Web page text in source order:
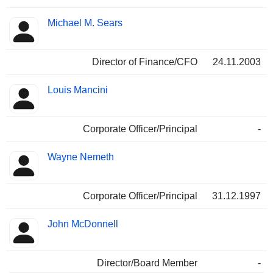
Michael M. Sears
Director of Finance/CFO 24.11.2003
Louis Mancini
Corporate Officer/Principal -
Wayne Nemeth
Corporate Officer/Principal 31.12.1997
John McDonnell
Director/Board Member
-